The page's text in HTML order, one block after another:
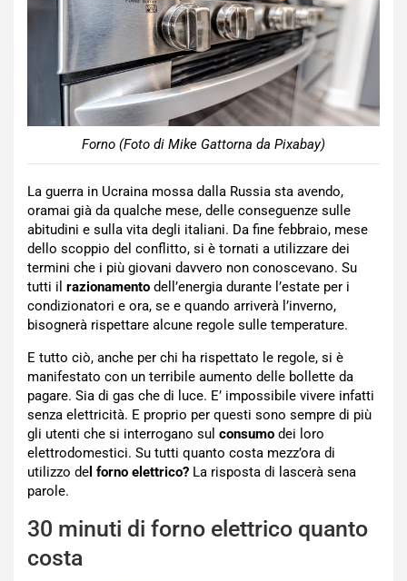
Forno (Foto di Mike Gattorna da Pixabay)
La guerra in Ucraina mossa dalla Russia sta avendo,
oramai già da qualche mese, delle conseguenze sulle
abitudini e sulla vita degli italiani. Da fine febbraio, mese
dello scoppio del conflitto, si è tornati a utilizzare dei
termini che i più giovani davvero non conoscevano. Su
tutti il razionamento dell’energia durante l’estate per i
condizionatori e ora, se e quando arriverà l’inverno,
bisognerà rispettare alcune regole sulle temperature.
E tutto ciò, anche per chi ha rispettato le regole, si è
manifestato con un terribile aumento delle bollette da
pagare. Sia di gas che di luce. E’ impossibile vivere infatti
senza elettricità. E proprio per questi sono sempre di più
gli utenti che si interrogano sul consumo dei loro
elettrodomestici. Su tutti quanto costa mezz’ora di
utilizzo de l forno elettrico? La risposta di lascerà sena
parole.
30 minuti di forno elettrico quanto
costa